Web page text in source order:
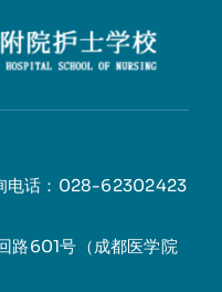
电话：028-62302423
路601号 （成都医学院